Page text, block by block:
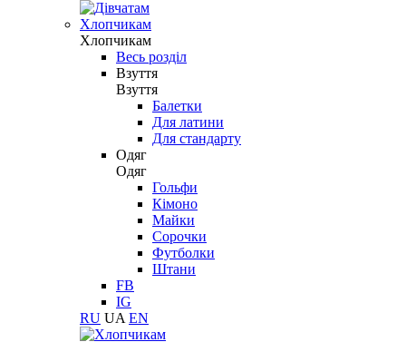
Хлопчикам
Хлопчикам
Весь розділ
Взуття
Взуття
Балетки
Для латини
Для стандарту
Одяг
Одяг
Гольфи
Кімоно
Майки
Сорочки
Футболки
Штани
FB
IG
RU UA EN